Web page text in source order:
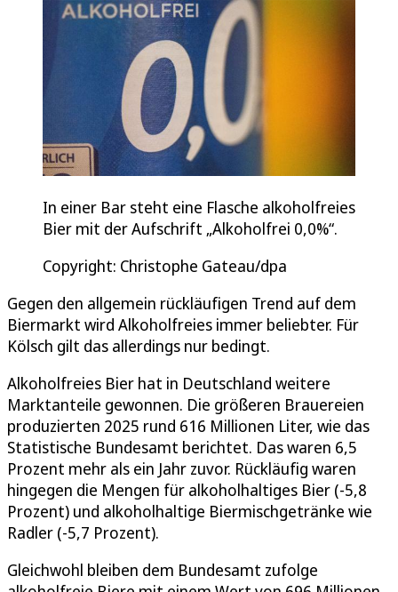
In einer Bar steht eine Flasche alkoholfreies
Bier mit der Aufschrift „Alkoholfrei 0,0%“.
Copyright: Christophe Gateau/dpa
Gegen den allgemein rückläufigen Trend auf dem
Biermarkt wird Alkoholfreies immer beliebter. Für
Kölsch gilt das allerdings nur bedingt.
Alkoholfreies Bier hat in Deutschland weitere
Marktanteile gewonnen. Die größeren Brauereien
produzierten 2025 rund 616 Millionen Liter, wie das
Statistische Bundesamt berichtet. Das waren 6,5
Prozent mehr als ein Jahr zuvor. Rückläufig waren
hingegen die Mengen für alkoholhaltiges Bier (-5,8
Prozent) und alkoholhaltige Biermischgetränke wie
Radler (-5,7 Prozent).
Gleichwohl bleiben dem Bundesamt zufolge